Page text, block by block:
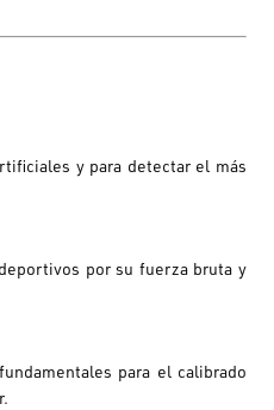
y para detectar el más
por su fuerza bruta y
para el calibrado